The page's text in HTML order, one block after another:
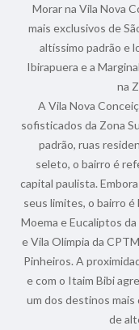
Morar na Vila Nova
mais exclusivos de
altíssimo padrão e
Ibirapuera e a
na
A Vila Nova
sofisticados da Zona
padrão, ruas
seleto, o bairro é
capital paulista.
seus limites, o bairro
Moema e Eucaliptos
e Vila Olímpia da
Pinheiros. A
e com o Itaim Bibi
um dos destinos
de